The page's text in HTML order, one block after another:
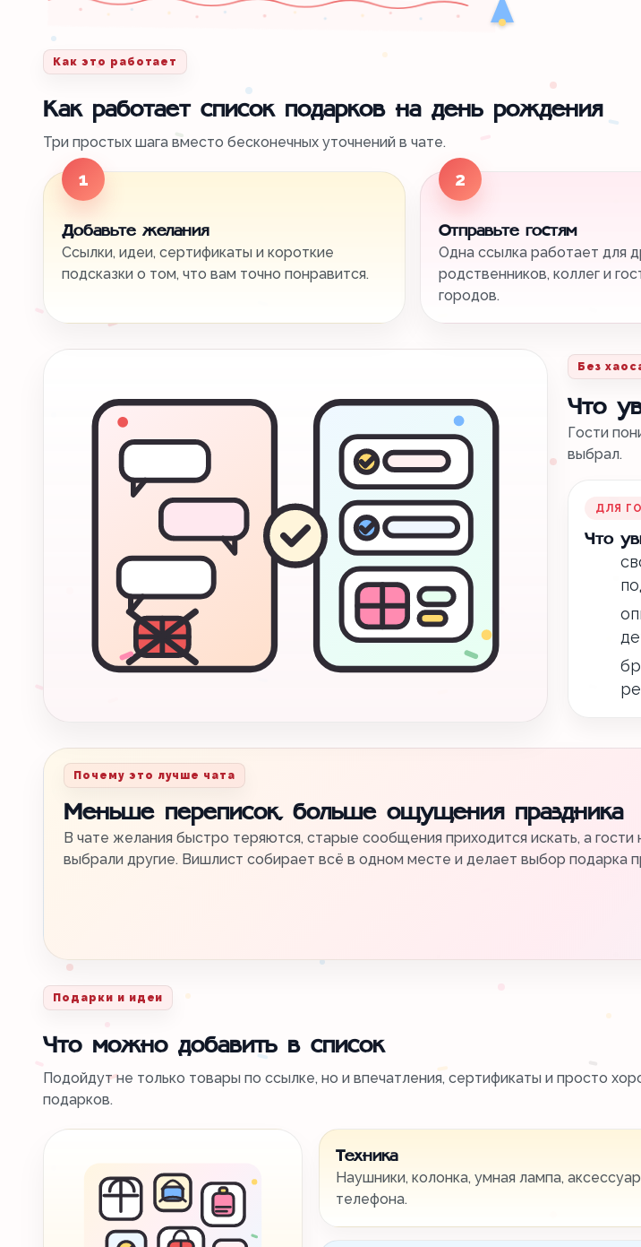
Как это работает
Как работает список подарков на день рождения
Три простых шага вместо бесконечных уточнений в чате.
1
Добавьте желания
Ссылки, идеи, сертификаты и короткие
подсказки о том, что вам точно понравится.
2
Отправьте гостям
Одна ссылка работает для
родственников, коллег и
городов.
Без
Что
Гости
выбрал.
ДЛЯ
Что
Почему это лучше чата
Меньше переписок, больше ощущения праздника
В чате желания быстро теряются, старые сообщения приходится искать, а
выбрали другие. Вишлист собирает всё в одном месте и делает выбор подарка
Подарки и идеи
Что можно добавить в список
Подойдут не только товары по ссылке, но и впечатления, сертификаты и просто
подарков.
Техника
Наушники, колонка, умная лампа,
телефона.